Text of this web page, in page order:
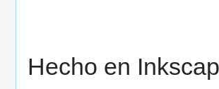
Hecho en